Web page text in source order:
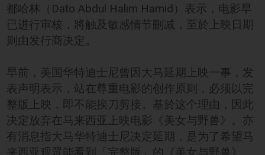
都哈林（Dato Abdul Halim Hamid）表示，电影早
已进行审核，將触及敏感情节刪减，至於上映日期
则由发行商决定。
早前，美国华特迪士尼曾因大马延期上映一事，发
表声明表示，站在尊重电影的创作原则，必须以完
整版上映，即不能挨刀剪接。基於这个理由，因此
决定放弃在马来西亚上映电影《美女与野兽》。亦
有消息指大马华特迪士尼决定延期，是为了希望马
来西亚观眾能看到「完整版」的《美女与野兽》。